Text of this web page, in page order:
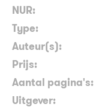
NUR:
Type:
Auteur(s):
Prijs:
Aantal pagina's:
Uitgever: